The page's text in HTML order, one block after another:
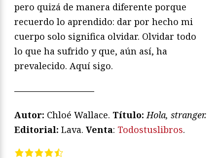
pero quizá de manera diferente porque
recuerdo lo aprendido: dar por hecho mi
cuerpo solo significa olvidar. Olvidar todo
lo que ha sufrido y que, aún así, ha
prevalecido. Aquí sigo.
—————————
Autor: Chloé Wallace. Título:Hola, stranger.
Editorial: Lava. Venta: Todostuslibros.